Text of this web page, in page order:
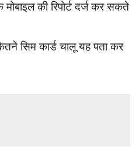
मोबाइल की रिपोर्ट दर्ज कर सकते
सिम कार्ड चालू यह पता कर